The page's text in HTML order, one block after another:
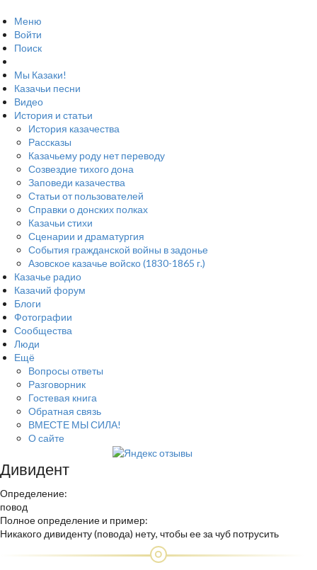
Меню
Войти
Поиск
Мы Казаки!
Казачьи песни
Видео
История и статьи
История казачества
Рассказы
Казачьему роду нет переводу
Созвездие тихого дона
Заповеди казачества
Статьи от пользователей
Справки о донских полках
Казачьи стихи
Сценарии и драматургия
События гражданской войны в задонье
Азовское казачье войско (1830-1865 г.)
Казачье радио
Казачий форум
Блоги
Фотографии
Сообщества
Люди
Ещё
Вопросы ответы
Разговорник
Гостевая книга
Обратная связь
ВМЕСТЕ МЫ СИЛА!
О сайте
Дивидент
Определение:
повод
Полное определение и пример:
Никакого дивиденту (повода) нету, чтобы ее за чуб потрусить